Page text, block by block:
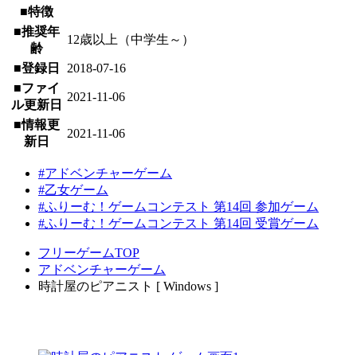
■特徴
■推奨年
齢
12歳以上（中学生～）
■登録日
2018-07-16
■ファイ
ル更新日
2021-11-06
■情報更
新日
2021-11-06
#アドベンチャーゲーム
#乙女ゲーム
#ふりーむ！ゲームコンテスト 第14回 参加ゲーム
#ふりーむ！ゲームコンテスト 第14回 受賞ゲーム
フリーゲームTOP
アドベンチャーゲーム
時計屋のピアニスト [ Windows ]